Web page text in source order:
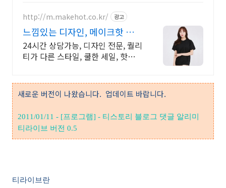
http://m.makehot.co.kr/ 광고
느낌있는 디자인, 메이크핫 차별
화되고 세련된 디자인!
24시간 상담가능, 디자인 전문, 퀄리
티가 다른 스타일, 쿨한 세일, 핫한
새로운 버전이 나왔습니다. 업데이트 바랍니다.
2011/01/11 - [프로그램] - 티스토리 블로그 댓글 알리미
티라이브 버전 0.5
티라이브란